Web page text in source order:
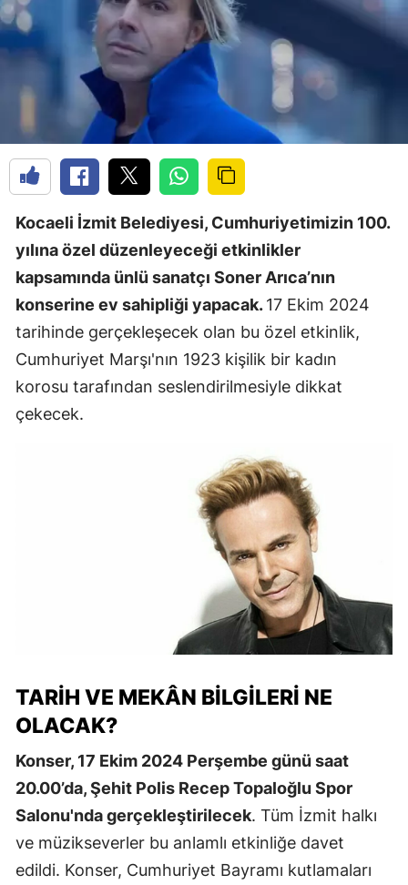
Kocaeli İzmit Belediyesi, Cumhuriyetimizin 100.
yılına özel düzenleyeceği etkinlikler
kapsamında ünlü sanatçı Soner Arıca’nın
konserine ev sahipliği yapacak.17 Ekim 2024
tarihinde gerçekleşecek olan bu özel etkinlik,
Cumhuriyet Marşı'nın 1923 kişilik bir kadın
korosu tarafından seslendirilmesiyle dikkat
çekecek.
TARIH VE MEKÂN BILGILERI NE
OLACAK?
Konser, 17 Ekim 2024 Perşembe günü saat
20.00’da, Şehit Polis Recep Topaloğlu Spor
Salonu'nda gerçekleştirilecek. Tüm İzmit halkı
ve müzikseverler bu anlamlı etkinliğe davet
edildi. Konser, Cumhuriyet Bayramı kutlamaları